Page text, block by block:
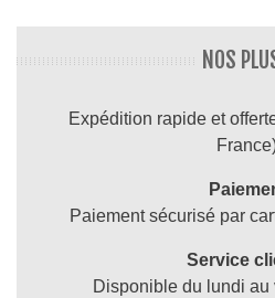
NOS
Expédition rapide et
Paiement sécurisé par
Service
Disponible du lundi au